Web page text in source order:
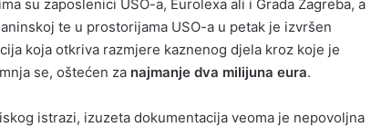
su zaposlenici USO-a, Eurolexa ali i Grada Zagreba, a
te u prostorijama USO-a u petak je izvršen
koja otkriva razmjere kaznenog djela kroz koje je
se, oštećen za najmanje dva milijuna eura.
istrazi, izuzeta dokumentacija veoma je nepovoljna